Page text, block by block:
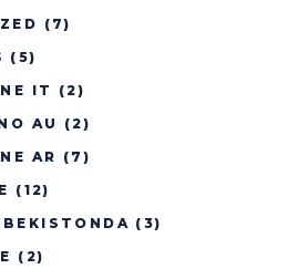
(7)
(5)
IT
(2)
AU
(2)
AR (7)
(12)
(3)
(2)